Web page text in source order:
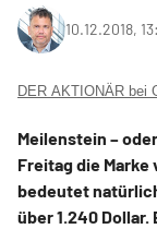
10.12.2018,
DER AKTIONÄR bei
Meilenstein –
Freitag die Marke
bedeutet
über 1.240